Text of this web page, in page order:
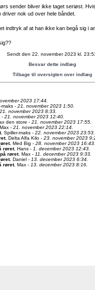
sender bliver ikke taget seriøst.
nok ud over hele båndet.
indtryk af at han ikke kan begå sig i
Sendt den 22. november 2023 kl.
Besvar dette indlæg
Tilbage til oversigten over indlæg
2023 17:44.
maks - 21. november 2023 1:50.
21. november 2023 8:33.
- 21. november 2023 12:40.
den store - 21. november 2023 17:55.
Max - 21. november 2023 22:14.
. Spiller-maks - 22. november 2023 23:53.
. Delta Alfa Kilo - 23. november 2023
. Med Big - 28. november 2023 16:43.
røret. Hans - 1. december 2023 12:43.
røret. Max - 11. december 2023 9:33.
. Daniel - 13. december 2023 6:34.
røret. Max - 13. december 2023 8:16.